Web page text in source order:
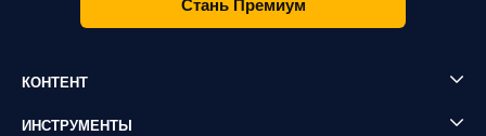
КОНТЕНТ
ИНСТРУМЕНТЫ